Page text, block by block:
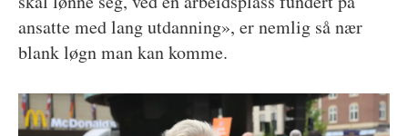
ansatte med lang utdanning», er nemlig så nær
blank løgn man kan komme.